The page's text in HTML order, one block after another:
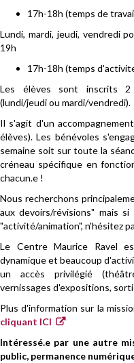
17h-18h (temps de
Lundi, mardi, jeudi, vendredi
19h
17h-18h (temps
Les élèves sont inscrits 2
(lundi/jeudi ou mardi/vendredi).
Il s'agit d'un
élèves). Les bénévoles
semaine soit sur toute la
créneau spécifique en
chacun.e !
Nous recherchons
aux devoirs/révisions" mais
"activité/animation", n'hésitez
Le Centre Maurice Ravel
dynamique et beaucoup
un accès privilégié
vernissages d'expositions,
Plus d'information sur la
cliquant ICI
Intéressé.e par une autre
public, permanence